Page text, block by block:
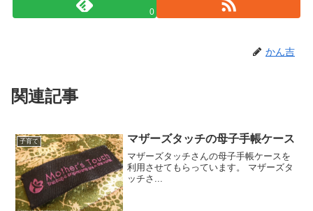
0
かん吉
関連記事
子育て マザーズタッチの母子手帳ケース
マザーズタッチさんの母子手帳ケースを
利用させてもらっています。 マザーズタ
ッチさ...